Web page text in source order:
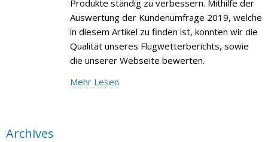
Produkte ständig zu verbessern. Mithilfe der
Auswertung der Kundenumfrage 2019, welche
in diesem Artikel zu finden ist, konnten wir die
Qualität unseres Flugwetterberichts, sowie
die unserer Webseite bewerten.
Mehr Lesen
Archives